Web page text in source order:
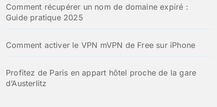
Comment récupérer un nom de domaine expiré :
Guide pratique 2025
Comment activer le VPN mVPN de Free sur iPhone
Profitez de Paris en appart hôtel proche de la gare
d’Austerlitz